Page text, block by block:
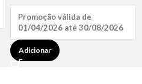
Promoção válida de
01/04/2026 até 30/08/2026
Adicionar